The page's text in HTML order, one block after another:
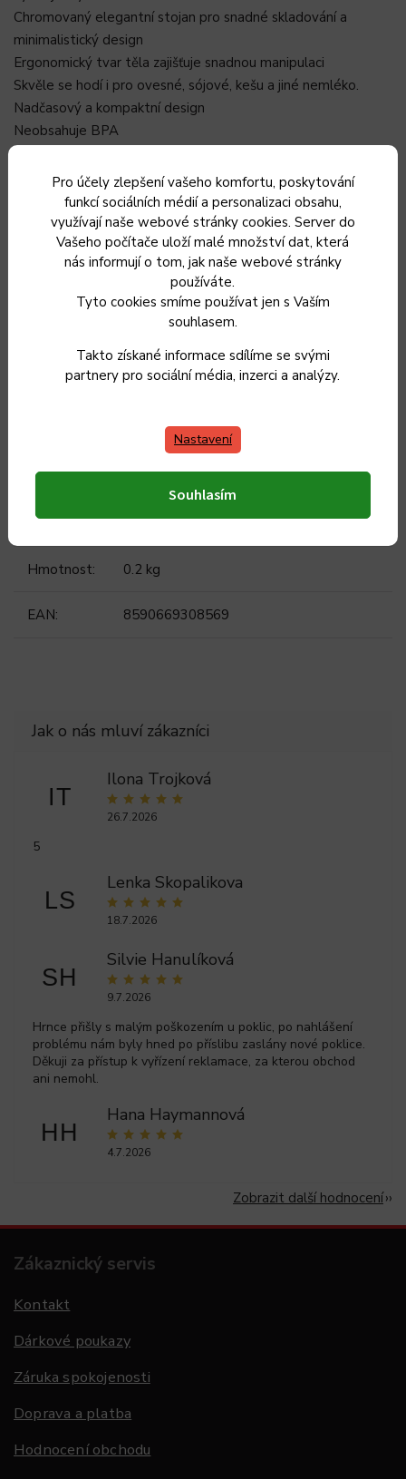
Pro účely zlepšení vašeho komfortu, poskytování
funkcí sociálních médií a personalizaci obsahu,
využívají naše webové stránky cookies. Server do
Vašeho počítače uloží malé množství dat, která
nás informují o tom, jak naše webové stránky
používáte.
Tyto cookies smíme používat jen s Vaším
souhlasem.
Takto získané informace sdílíme se svými
partnery pro sociální média, inzerci a analýzy.
Nastavení
Souhlasím
Chromovaný elegantní stojan pro snadné skladování a
minimalistický design
Ergonomický tvar těla zajišťuje snadnou manipulaci
Skvěle se hodí i pro ovesné, sójové, kešu a jiné nemléko.
Nadčasový a kompaktní design
Neobsahuje BPA
Snadno se čistí
Napájení: 2x AA baterie (není součástí balení)
MANUÁL KE STAŽENÍ
SMF 1010BK
Kategorie
Záruka: 2 roky
Hmotnost: 0.2 kg
EAN: 8590669308569
IT
Ilona Trojková
26.7.2026
5
LS
Lenka Skopalikova
18.7.2026
SH
Silvie Hanulíková
9.7.2026
Hrnce přišly s malým poškozením u poklic, po nahlášení
problému nám byly hned po příslibu zaslány nové poklice.
Děkuji za přístup k vyřízení reklamace, za kterou obchod
ani nemohl.
HH
Hana Haymannová
4.7.2026
Zobrazit další hodnocení
Zákaznický servis
Kontakt
Dárkové poukazy
Záruka spokojenosti
Doprava a platba
Hodnocení obchodu